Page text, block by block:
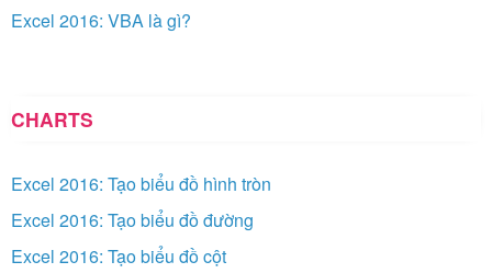
Excel 2016: VBA là gì?
CHARTS
Excel 2016: Tạo biểu đồ hình tròn
Excel 2016: Tạo biểu đồ đường
Excel 2016: Tạo biểu đồ cột